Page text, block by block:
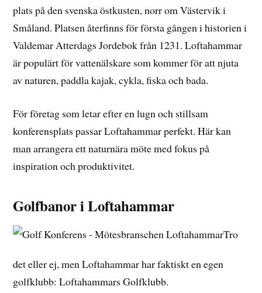
plats på den svenska östkusten, norr om Västervik i
Småland. Platsen återfinns för första gången i historien i
Valdemar Atterdags Jordebok från 1231. Loftahammar
är populärt för vattenälskare som kommer för att njuta
av naturen, paddla kajak, cykla, fiska och bada.
För företag som letar efter en lugn och stillsam
konferensplats passar Loftahammar perfekt. Här kan
man arrangera ett naturnära möte med fokus på
inspiration och produktivitet.
Golfbanor i Loftahammar
Tro
det eller ej, men Loftahammar har faktiskt en egen
golfklubb: Loftahammars Golfklubb.